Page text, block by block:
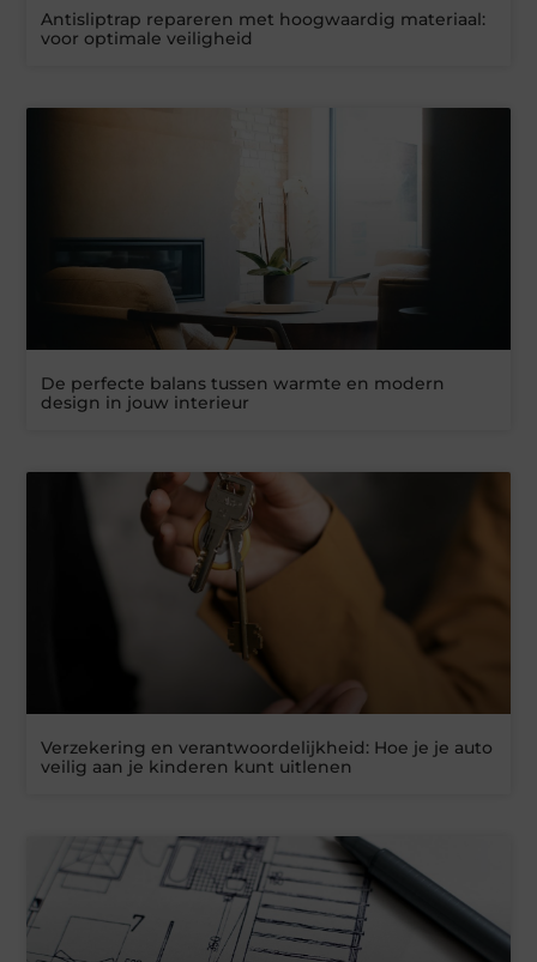
Antisliptrap repareren met hoogwaardig materiaal:
voor optimale veiligheid
De perfecte balans tussen warmte en modern
design in jouw interieur
Verzekering en verantwoordelijkheid: Hoe je je auto
veilig aan je kinderen kunt uitlenen